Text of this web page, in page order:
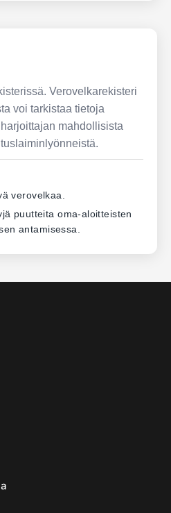
Verovelkarekisteri
voi tarkistaa tietoja
mahdollisista
verovelkaa.
puutteita oma-aloitteisten
antamisessa.